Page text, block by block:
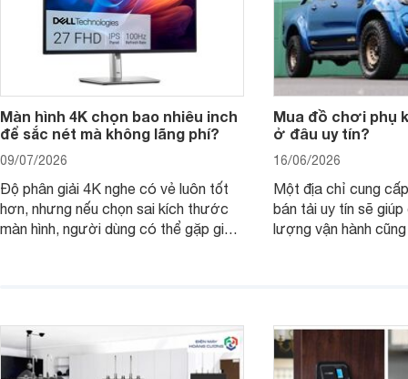
Màn hình 4K chọn bao nhiêu inch
để sắc nét mà không lãng phí?
09/07/2026
Độ phân giải 4K nghe có vẻ luôn tốt
hơn, nhưng nếu chọn sai kích thước
màn hình, người dùng có thể gặp giao
Mua đồ chơi phụ
ở đâu uy tín?
16/06/2026
Một địa chỉ cung
bán tải uy tín sẽ
lượng vận hành